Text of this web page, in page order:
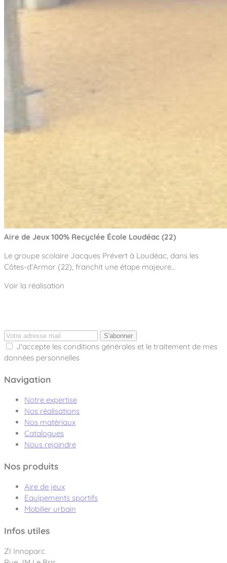
Aire de Jeux 100% Recyclée École Loudéac (22)
Le groupe scolaire Jacques Prévert à Loudéac, dans les
Côtes-d'Armor (22), franchit une étape majeure…
Voir la réalisation
S'abonner
J'accepte les conditions générales et le traitement de mes
données personnelles
Navigation
Notre expertise
Nos réalisations
Nos matériaux
Catalogues
Nous rejoindre
Nos produits
Aire de jeux
Equipements sportifs
Mobilier urbain
Infos utiles
ZI Innoparc